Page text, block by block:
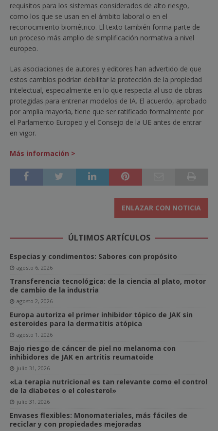
requisitos para los sistemas considerados de alto riesgo,
como los que se usan en el ámbito laboral o en el
reconocimiento biométrico. El texto también forma parte de
un proceso más amplio de simplificación normativa a nivel
europeo.
Las asociaciones de autores y editores han advertido de que
estos cambios podrían debilitar la protección de la propiedad
intelectual, especialmente en lo que respecta al uso de obras
protegidas para entrenar modelos de IA. El acuerdo, aprobado
por amplia mayoría, tiene que ser ratificado formalmente por
el Parlamento Europeo y el Consejo de la UE antes de entrar
en vigor.
Más información >
ENLAZAR CON NOTICIA
ÚLTIMOS ARTÍCULOS
Especias y condimentos: Sabores con propósito
agosto 6, 2026
Transferencia tecnológica: de la ciencia al plato, motor
de cambio de la industria
agosto 2, 2026
Europa autoriza el primer inhibidor tópico de JAK sin
esteroides para la dermatitis atópica
agosto 1, 2026
Bajo riesgo de cáncer de piel no melanoma con
inhibidores de JAK en artritis reumatoide
julio 31, 2026
«La terapia nutricional es tan relevante como el control
de la diabetes o el colesterol»
julio 31, 2026
Envases flexibles: Monomateriales, más fáciles de
reciclar y con propiedades mejoradas